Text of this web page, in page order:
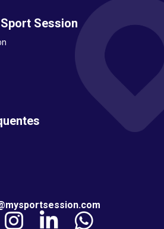
Session